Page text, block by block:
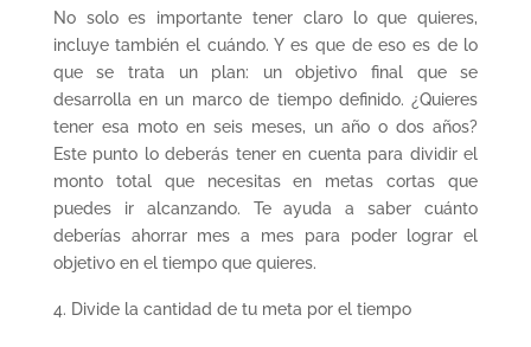
No solo es importante tener claro lo que quieres,
incluye también el cuándo. Y es que de eso es de lo
que se trata un plan: un objetivo final que se
desarrolla en un marco de tiempo definido. ¿Quieres
tener esa moto en seis meses, un año o dos años?
Este punto lo deberás tener en cuenta para dividir el
monto total que necesitas en metas cortas que
puedes ir alcanzando. Te ayuda a saber cuánto
deberías ahorrar mes a mes para poder lograr el
objetivo en el tiempo que quieres.
Divide la cantidad de tu meta por el tiempo